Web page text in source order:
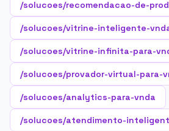
/solucoes/recomendacao-de-
/solucoes/vitrine-inteligente-
/solucoes/vitrine-infinita-para-
/solucoes/provador-virtual-para-
/solucoes/analytics-para-vnda
/solucoes/atendimento-